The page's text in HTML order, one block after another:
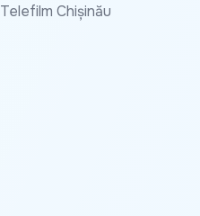
Telefilm Chișinău